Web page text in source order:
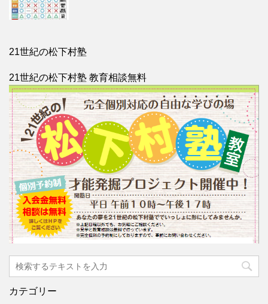
21世紀の松下村塾
21世紀の松下村塾 教育相談無料
カテゴリー